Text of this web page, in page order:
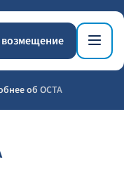
возмещение
об OCTA